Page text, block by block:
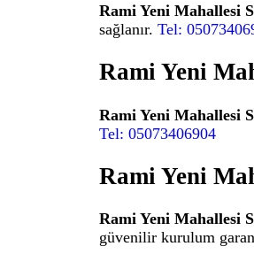
Rami Yeni Mahallesi
sağlanır. Tel:
Rami Yeni
Rami Yeni Mahallesi
Tel: 05073406904
Rami Yeni
Rami Yeni Mahallesi
güvenilir kurulum